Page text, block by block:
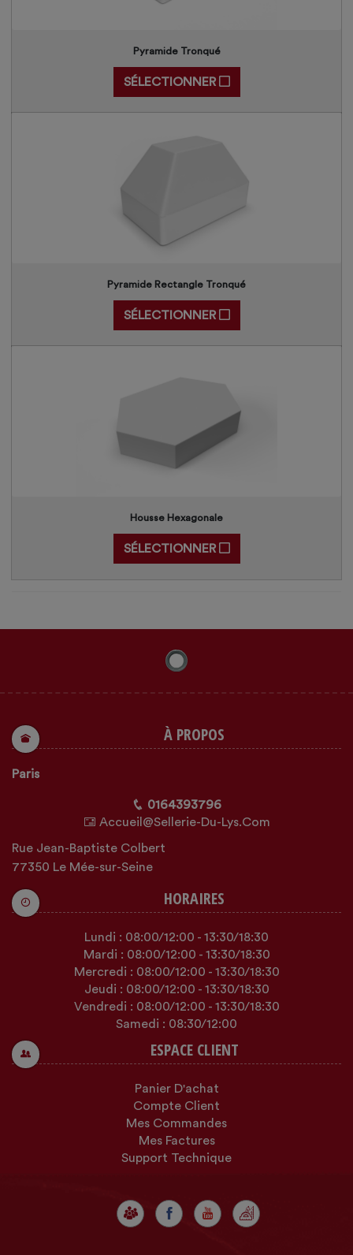
Pyramide Tronqué
SÉLECTIONNER
Pyramide Rectangle Tronqué
SÉLECTIONNER
Housse Hexagonale
SÉLECTIONNER
À PROPOS
Paris
0164393796
Accueil@sellerie-Du-Lys.com
Rue Jean-Baptiste Colbert
77350 Le Mée-sur-Seine
HORAIRES
Lundi : 08:00/12:00 - 13:30/18:30
Mardi : 08:00/12:00 - 13:30/18:30
Mercredi : 08:00/12:00 - 13:30/18:30
Jeudi : 08:00/12:00 - 13:30/18:30
Vendredi : 08:00/12:00 - 13:30/18:30
Samedi : 08:30/12:00
ESPACE CLIENT
Panier D'achat
Compte Client
Mes Commandes
Mes Factures
Support Technique